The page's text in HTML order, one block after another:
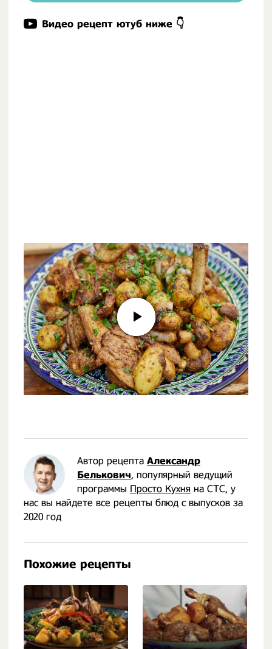
Видео рецепт ютуб ниже 👇
Автор рецепта Александр
Белькович, популярный ведущий
программы Просто Кухня на СТС, у
нас вы найдете все рецепты блюд с выпусков за
2020 год
Похожие рецепты